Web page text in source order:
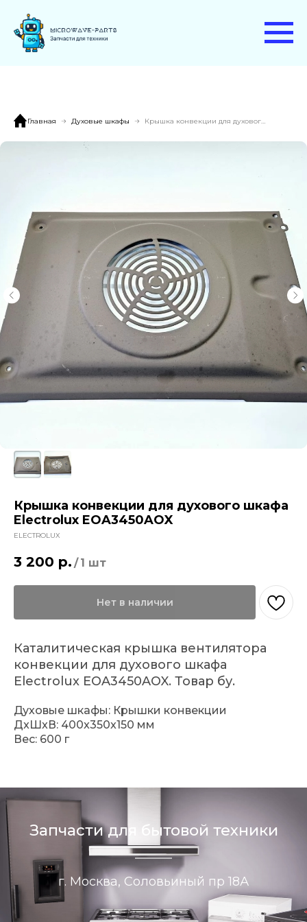
Главная Духовые шкафы
Крышка конвекции для духового шкафа
Electrolux EOA3450AOX
ELECTROLUX
3 200 р. / 1 шт
Нет в наличии
Каталитическая крышка вентилятора
конвекции для духового шкафа
Electrolux EOA3450AOX. Товар бу.
Духовые шкафы: Крышки конвекции
ДxШxВ: 400x350x150 мм
Вес: 600 г
Запчасти для бытовой техники
г. Москва, Соловьиный пр 18А